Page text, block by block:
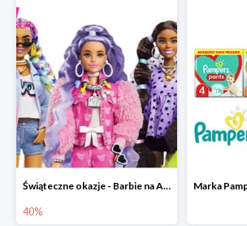
Świąteczne okazje - Barbie na Allegro do -40%
40%